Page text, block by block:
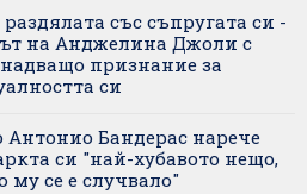
със съпругата си -
на Анджелина Джоли с
признание за
си
Антонио Бандерас нарече
си "най-хубавото нещо,
му се е случвало"